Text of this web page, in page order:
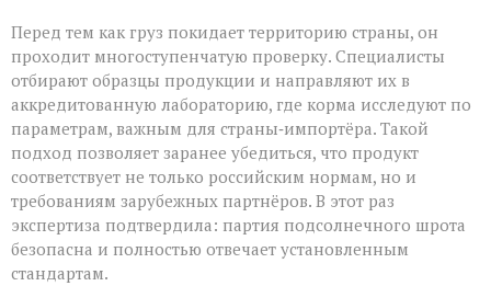
Перед тем как груз покидает территорию страны, он
проходит многоступенчатую проверку. Специалисты
отбирают образцы продукции и направляют их в
аккредитованную лабораторию, где корма исследуют по
параметрам, важным для страны‑импортёра. Такой
подход позволяет заранее убедиться, что продукт
соответствует не только российским нормам, но и
требованиям зарубежных партнёров. В этот раз
экспертиза подтвердила: партия подсолнечного шрота
безопасна и полностью отвечает установленным
стандартам.